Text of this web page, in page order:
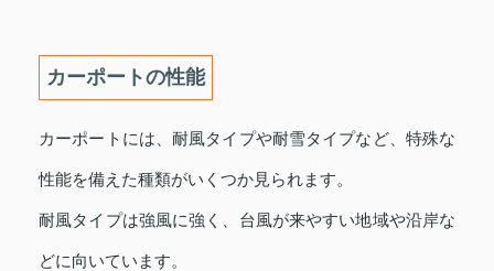
カーポートの性能
カーポートには、耐風タイプや耐雪タイプなど、特殊な
性能を備えた種類がいくつか見られます。
耐風タイプは強風に強く、台風が来やすい地域や沿岸な
どに向いています。